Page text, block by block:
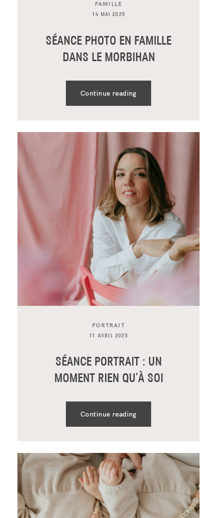
FAMILLE
14 MAI 2025
SÉANCE PHOTO EN FAMILLE
DANS LE MORBIHAN
Continue reading
PORTRAIT
11 AVRIL 2025
SÉANCE PORTRAIT : UN
MOMENT RIEN QU’À SOI
Continue reading